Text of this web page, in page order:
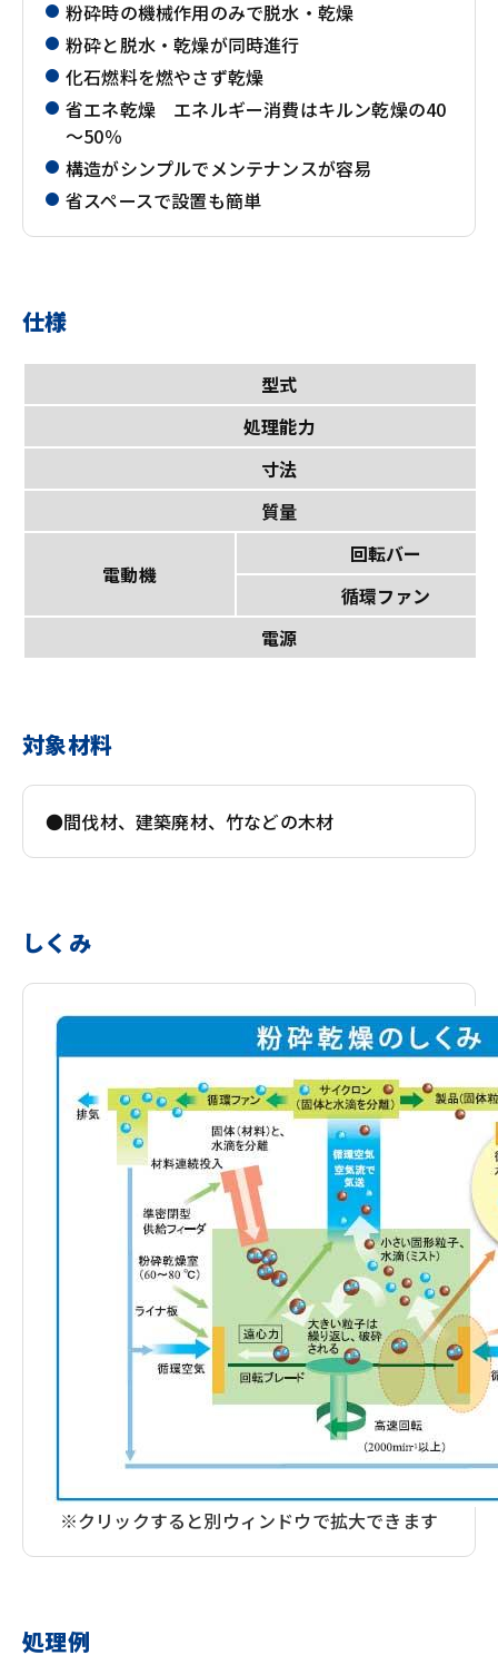
粉砕時の機械作用のみで脱水・乾燥
粉砕と脱水・乾燥が同時進行
化石燃料を燃やさず乾燥
省エネ乾燥 エネルギー消費はキルン乾燥の40
～50％
構造がシンプルでメンテナンスが容易
省スペースで設置も簡単
仕様
型式
処理能力
寸法
質量
電動機
回転バー
循環ファン
電源
対象材料
●間伐材、建築廃材、竹などの木材
しくみ
※クリックすると別ウィンドウで拡大できます
処理例